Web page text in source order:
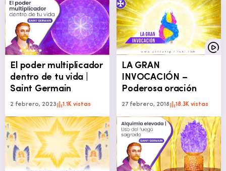
El poder multiplicador
dentro de tu vida |
Saint Germain
2 febrero, 2023 1.1K vistas
LA GRAN
INVOCACIÓN –
Poderosa oración
27 febrero, 2018 18.3K vistas